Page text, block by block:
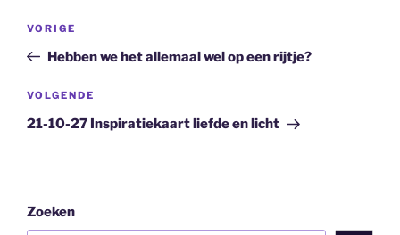
Vorig
bericht
VORIGE
Hebben we het allemaal wel op een rijtje?
Volgend
bericht
VOLGENDE
21-10-27 Inspiratiekaart liefde en licht
Zoeken